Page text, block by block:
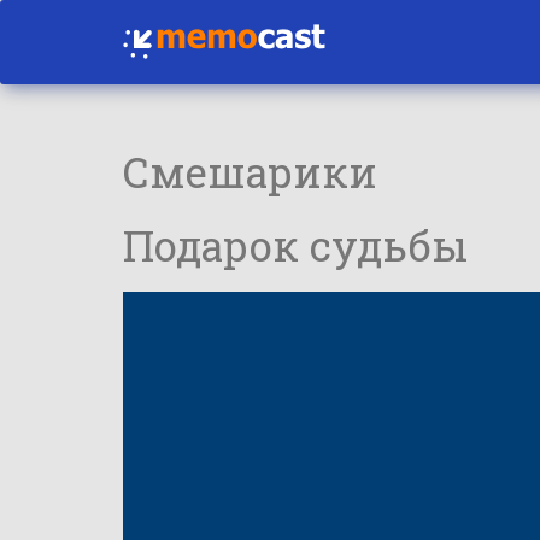
Смешарики
Подарок судьбы